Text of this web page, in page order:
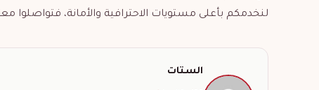
لنخدمكم بأعلى مستويات الاحترافية والأمانة، فتواصلوا
الستات